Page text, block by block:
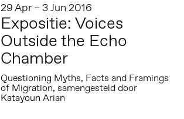
29 Apr – 3 Jun 2016
Expositie: Voices
Outside the Echo
Chamber
Questioning Myths, Facts and Framings
of Migration, samengesteld door
Katayoun Arian